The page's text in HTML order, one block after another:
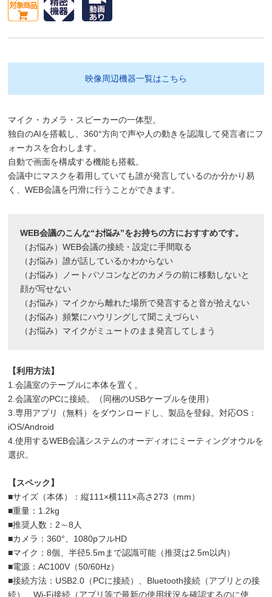
映像周辺機器一覧はこちら
マイク・カメラ・スピーカーの一体型。
独自のAIを搭載し、360°方向で声や人の動きを認識して発言者にフ
ォーカスを合わします。
自動で画面を構成する機能も搭載。
会議中にマスクを着用していても誰が発言しているのか分かり易
く、WEB会議を円滑に行うことができます。
WEB会議のこんな“お悩み”をお持ちの方におすすめです。
（お悩み）WEB会議の接続・設定に手間取る
（お悩み）誰が話しているかわからない
（お悩み）ノートパソコンなどのカメラの前に移動しないと
顔が写せない
（お悩み）マイクから離れた場所で発言すると音が拾えない
（お悩み）頻繁にハウリングして聞こえづらい
（お悩み）マイクがミュートのまま発言してしまう
【利用方法】
1.会議室のテーブルに本体を置く。
2.会議室のPCに接続。（同梱のUSBケーブルを使用）
3.専用アプリ（無料）をダウンロードし、製品を登録。対応OS：
iOS/Android
4.使用するWEB会議システムのオーディオにミーティングオウルを
選択。
【スペック】
■サイズ（本体）：縦111×横111×高さ273（mm）
■重量：1.2kg
■推奨人数：2～8人
■カメラ：360°、1080pフルHD
■マイク：8個、半径5.5mまで認識可能（推奨は2.5m以内）
■電源：AC100V（50/60Hz）
■接続方法：USB2.0（PCに接続）、Bluetooth接続（アプリとの接
続）、Wi-Fi接続（アプリ等で最新の使用状況を確認するのに使